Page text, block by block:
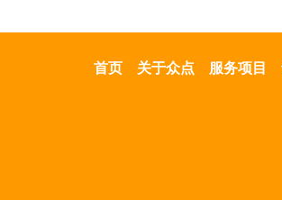
首页 关于众点 服务项目